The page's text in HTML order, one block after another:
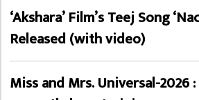
‘Akshara’ Film’s Teej Song
Released (with video)
Miss and Mrs. Universal-2026